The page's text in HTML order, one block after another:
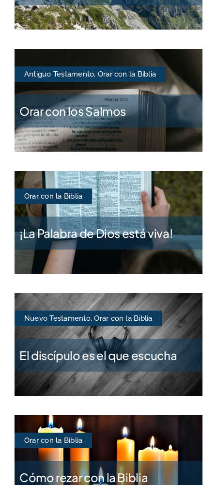
Antiguo Testamento, Orar con la Biblia
Orar con los Salmos
Orar con la Biblia
¡La Palabra de Dios está viva!
Nuevo Testamento,Orar con la Biblia
El discípulo es el que escucha
Orar con la Biblia
Cómo rezar con la Biblia